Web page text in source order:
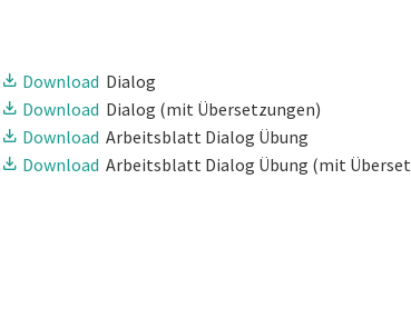
Download Dialog
Download Dialog (mit Übersetzungen)
Download Arbeitsblatt Dialog Übung
Download Arbeitsblatt Dialog Übung (mit